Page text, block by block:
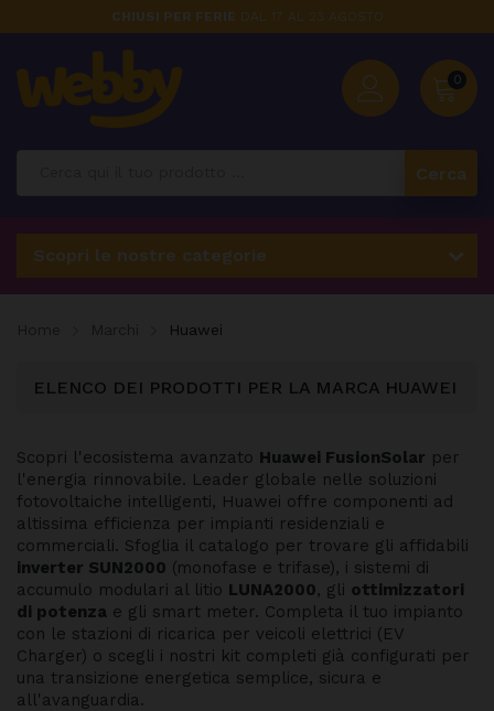
CHIUSI PER FERIE DAL 17 AL 23 AGOSTO
0
Cerca
Scopri le nostre categorie
Huawei
ELENCO DEI PRODOTTI PER LA MARCA HUAWEI
Scopri l'ecosistema avanzato Huawei FusionSolar per
l'energia rinnovabile. Leader globale nelle soluzioni
fotovoltaiche intelligenti, Huawei offre componenti ad
altissima efficienza per impianti residenziali e
commerciali. Sfoglia il catalogo per trovare gli affidabili
inverter SUN2000 (monofase e trifase), i sistemi di
accumulo modulari al litio LUNA2000, gli ottimizzatori
di potenza e gli smart meter. Completa il tuo impianto
con le stazioni di ricarica per veicoli elettrici (EV
Charger) o scegli i nostri kit completi già configurati per
una transizione energetica semplice, sicura e
all'avanguardia.